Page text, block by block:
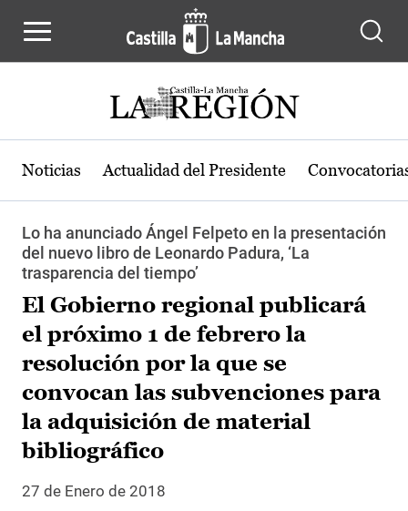
Noticias Actualidad del Presidente
Lo ha anunciado Ángel Felpeto en la presentación
del nuevo libro de Leonardo Padura, ‘La
trasparencia del tiempo’
El Gobierno regional publicará
el próximo 1 de febrero la
resolución por la que se
convocan las subvenciones para
la adquisición de material
bibliográfico
27 de Enero de 2018